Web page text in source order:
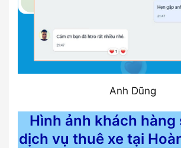
Anh Dũng
Hình ảnh khách hàng
dịch vụ thuê xe tại